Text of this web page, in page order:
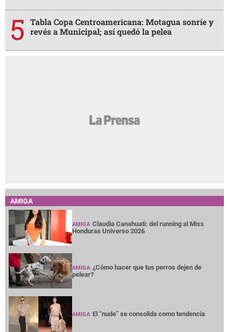
Tabla Copa Centroamericana: Motagua sonríe y
revés a Municipal; así quedó la pelea
AMIGA
AMIGA Claudia Canahuati: del running al Miss
Honduras Universo 2026
AMIGA ¿Cómo hacer que tus perros dejen de
pelear?
AMIGA El “nude” se consolida como tendencia